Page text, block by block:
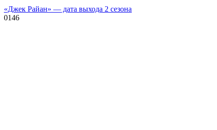
«Джек Райан» — дата выхода 2 сезона
0146